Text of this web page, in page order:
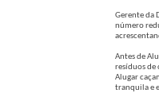
Gerente da
número
Antes de
resíduos de
Alugar
tranquila e